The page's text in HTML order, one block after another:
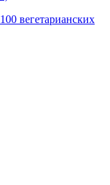
вегетарианских